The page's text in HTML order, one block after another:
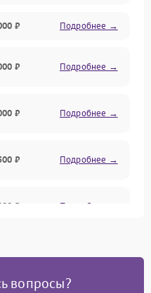
₽ Подробнее →
₽ Подробнее →
₽ Подробнее →
₽ Подробнее →
₽ Подробнее →
вопросы?